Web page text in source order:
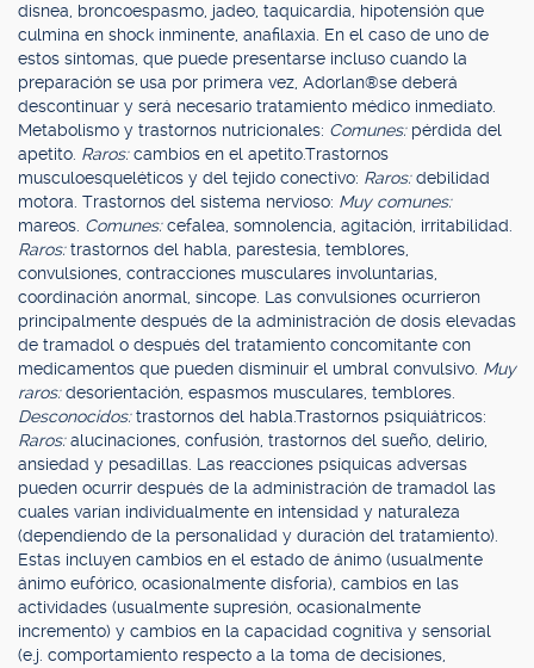
disnea, broncoespasmo, jadeo, taquicardia, hipotensión que
culmina en shock inminente, anafilaxia. En el caso de uno de
estos síntomas, que puede presentarse incluso cuando la
preparación se usa por primera vez, Adorlan®se deberá
descontinuar y será necesario tratamiento médico inmediato.
Metabolismo y trastornos nutricionales: Comunes: pérdida del
apetito. Raros:cambios en el apetito.Trastornos
musculoesqueléticos y del tejido conectivo: Raros:debilidad
motora. Trastornos del sistema nervioso: Muy comunes:
mareos. Comunes:cefalea, somnolencia, agitación, irritabilidad.
Raros:trastornos del habla, parestesia, temblores,
convulsiones, contracciones musculares involuntarias,
coordinación anormal, síncope. Las convulsiones ocurrieron
principalmente después de la administración de dosis elevadas
de tramadol o después del tratamiento concomitante con
medicamentos que pueden disminuir el umbral convulsivo. Muy
raros:desorientación, espasmos musculares, temblores.
Desconocidos:trastornos del habla.Trastornos psiquiátricos:
Raros:alucinaciones, confusión, trastornos del sueño, delirio,
ansiedad y pesadillas. Las reacciones psíquicas adversas
pueden ocurrir después de la administración de tramadol las
cuales varían individualmente en intensidad y naturaleza
(dependiendo de la personalidad y duración del tratamiento).
Estas incluyen cambios en el estado de ánimo (usualmente
ánimo eufórico, ocasionalmente disforia), cambios en las
actividades (usualmente supresión, ocasionalmente
incremento) y cambios en la capacidad cognitiva y sensorial
(e.j. comportamiento respecto a la toma de decisiones,